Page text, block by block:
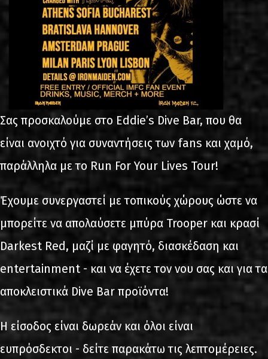
Σας προσκαλούμε στο Eddie’s Dive Bar, που θα
είναι ανοιχτό για συναντήσεις των fans και χαμό,
παράλληλα με το Run For Your Lives Tour!
Έχουμε συνεργαστεί με τοπικούς χώρους ώστε να
μπορείτε να απολαύσετε μπύρα Trooper και κρασί
Darkest Red, μαζί με φαγητό, διασκέδαση και
entertainment - και να έχετε τον νου σας και για τα
αποκλειστικά Dive Bar προϊόντα!
Η είσοδος είναι δωρεάν και όλοι είναι
ευπρόσδεκτοι - δείτε παρακάτω τις λεπτομέρειες.